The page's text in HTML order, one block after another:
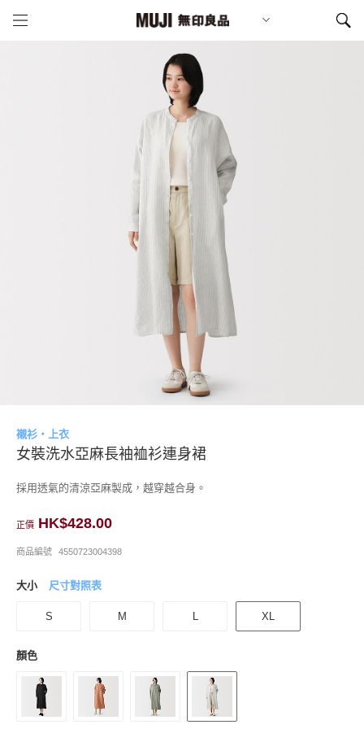
襯衫・上衣
女裝洗水亞麻長袖裇衫連身裙
採用透氣的清涼亞麻製成，越穿越合身。
正價 HK$428.00
商品編號 4550723004398
大小 尺寸對照表
S M L XL
顏色